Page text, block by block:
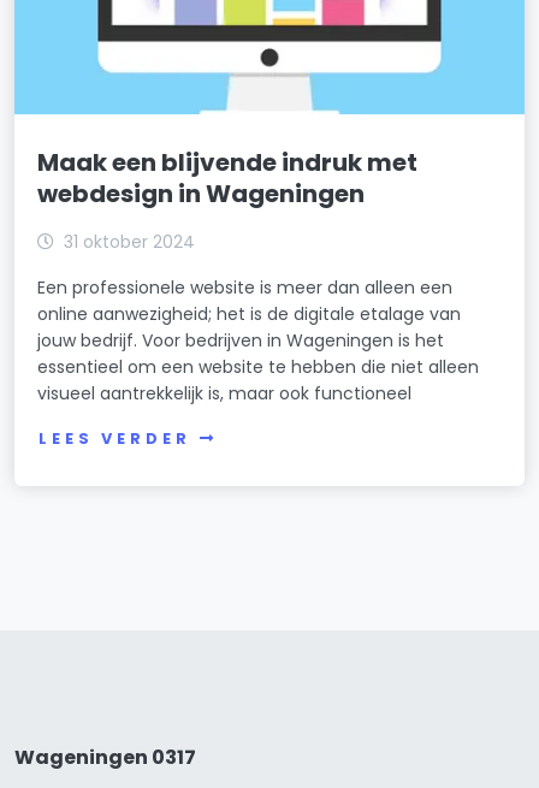
Maak een blijvende indruk met
webdesign in Wageningen
31 oktober 2024
Een professionele website is meer dan alleen een
online aanwezigheid; het is de digitale etalage van
jouw bedrijf. Voor bedrijven in Wageningen is het
essentieel om een website te hebben die niet alleen
visueel aantrekkelijk is, maar ook functioneel
LEES VERDER
Wageningen 0317